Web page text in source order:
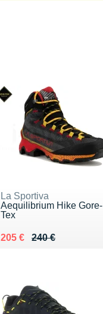
La Sportiva
Aequilibrium Hike Gore-
Tex
240 €
Au lieu de 240 €
205 €
Vendu 205 €